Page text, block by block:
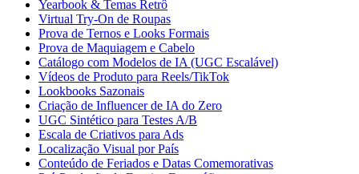
Yearbook & Temas Retrô
Virtual Try-On de Roupas
Prova de Ternos e Looks Formais
Prova de Maquiagem e Cabelo
Catálogo com Modelos de IA (UGC Escalável)
Vídeos de Produto para Reels/TikTok
Lookbooks Sazonais
Criação de Influencer de IA do Zero
UGC Sintético para Testes A/B
Escala de Criativos para Ads
Localização Visual por País
Conteúdo de Feriados e Datas Comemorativas